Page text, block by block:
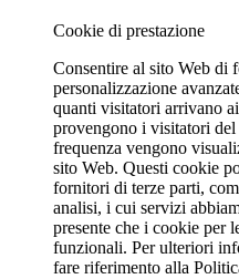
Cookie di prestazione
Consentire al sito Web di
personalizzazione
quanti visitatori arrivano
provengono i visitatori
frequenza vengono
sito Web. Questi cookie
fornitori di terze parti,
analisi, i cui servizi
presente che i cookie per
funzionali. Per ulteriori
fare riferimento alla